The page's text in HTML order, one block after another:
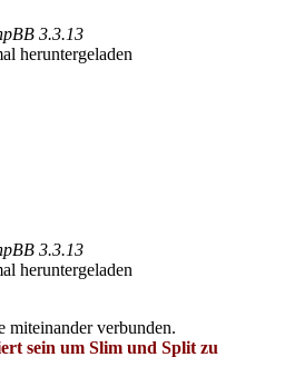
3.3.13
heruntergeladen
3.3.13
heruntergeladen
miteinander verbunden.
sein um Slim und Split zu